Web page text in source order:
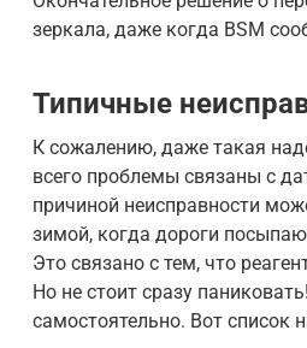
зеркала, даже когда BSM
Типичные
К сожалению, даже такая
всего проблемы связаны с
причиной неисправности
зимой, когда дороги
Это связано с тем, что
Но не стоит сразу
самостоятельно. Вот список